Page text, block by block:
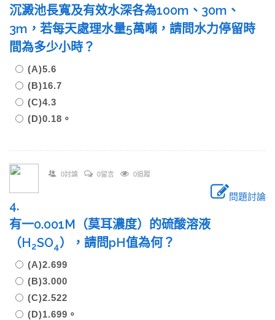
沉澱池長寬及有效水深各為100m、30m、
3m，若每天處理水量5萬噸，請問水力停留時
間為多少小時？
(A)5.6
(B)16.7
(C)4.3
(D)0.18。
0討論 0留言 0追蹤
問題討論
4.
有一0.001M（莫耳濃度）的硫酸溶液
（H2SO4），請問pH值為何？
(A)2.699
(B)3.000
(C)2.522
(D)1.699。